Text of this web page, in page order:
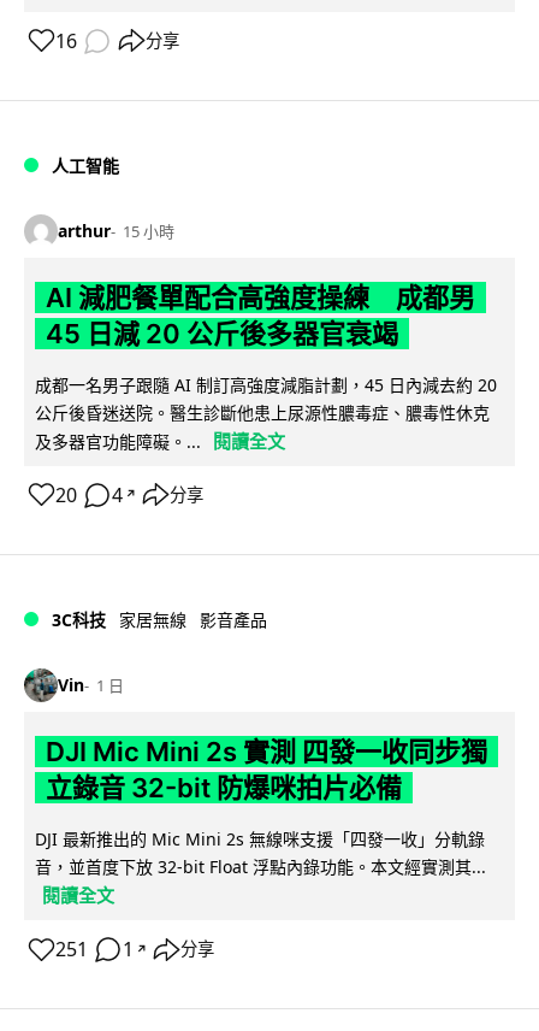
16 分享
人工智能
arthur 15 小時
AI 減肥餐單配合高強度操練 成都男
45 日減 20 公斤後多器官衰竭
成都一名男子跟隨 AI 制訂高強度減脂計劃，45 日內減去約 20
公斤後昏迷送院。醫生診斷他患上尿源性膿毒症、膿毒性休克
及多器官功能障礙。...
閱讀全文
20 4 ↗ 分享
3C科技 家居無線 影音產品
Vin 1 日
DJI Mic Mini 2s 實測 四發一收同步獨
立錄音 32-bit 防爆咪拍片必備
DJI 最新推出的 Mic Mini 2s 無線咪支援「四發一收」分軌錄
音，並首度下放 32-bit Float 浮點內錄功能。本文經實測其...
閱讀全文
251 1 ↗ 分享